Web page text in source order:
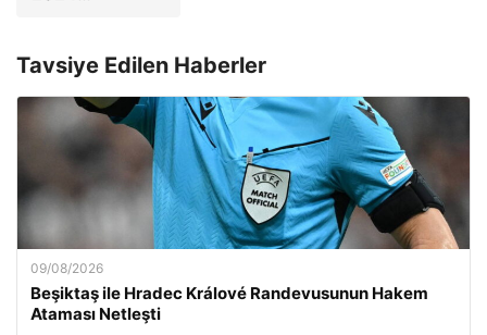
Tavsiye Edilen Haberler
09/08/2026
Beşiktaş ile Hradec Králové Randevusunun Hakem
Ataması Netleşti